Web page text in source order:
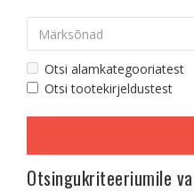
Otsi alamkategooriatest
Otsi tootekirjeldustest
Otsingukriteeriumile